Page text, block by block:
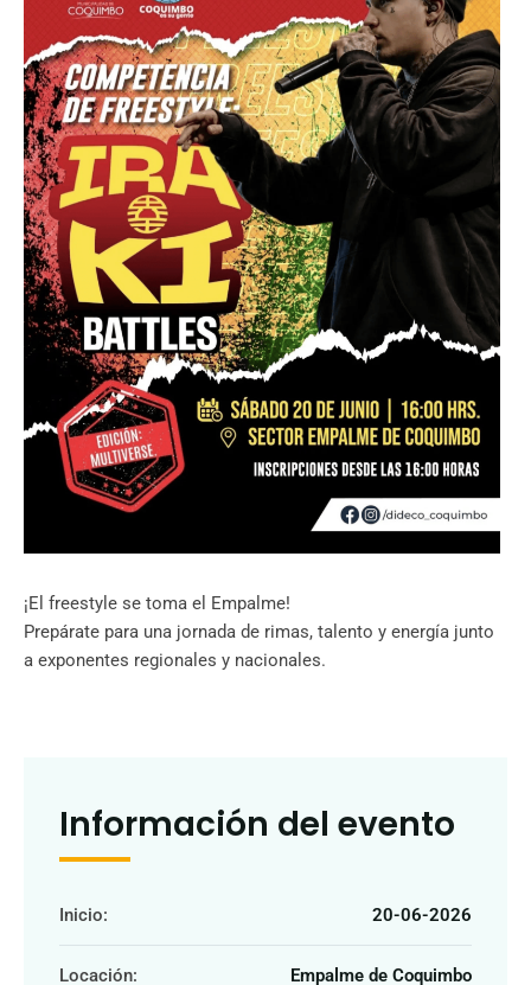
¡El freestyle se toma el Empalme!
Prepárate para una jornada de rimas, talento y energía junto
a exponentes regionales y nacionales.
Información del evento
Inicio: 20-06-2026
Locación: Empalme de Coquimbo